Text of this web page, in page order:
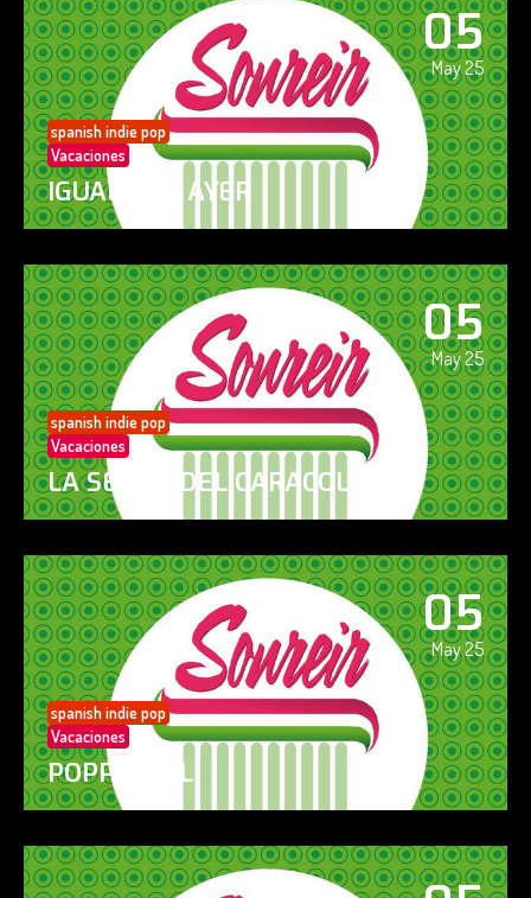
05
May 25
spanish indie pop
Vacaciones
IGUAL QUE AYER
05
May 25
spanish indie pop
Vacaciones
LA SENDA DEL CARACOL
05
May 25
spanish indie pop
Vacaciones
POPPY GIRL